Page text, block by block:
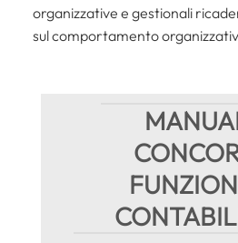
organizzative e gestionali
sul comportamento